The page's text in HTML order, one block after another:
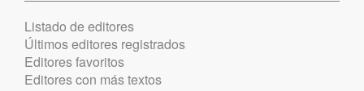
Listado de editores
Últimos editores registrados
Editores favoritos
Editores con más textos